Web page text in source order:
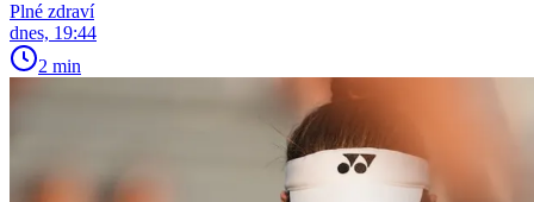
Plné zdraví
dnes, 19:44
2 min